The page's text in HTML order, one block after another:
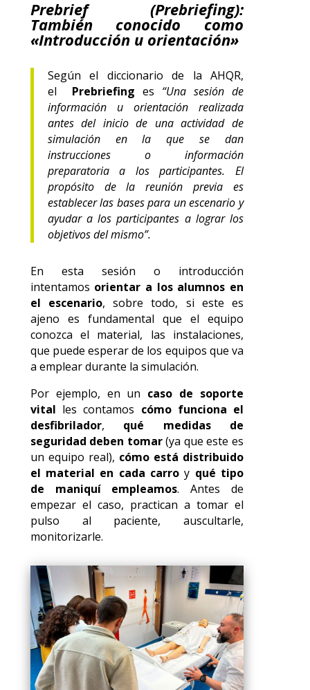
Prebrief (Prebriefing):
También conocido como
«Introducción u orientación»
Según el diccionario de la AHQR,
el Prebriefing es “Una sesión de
información u orientación realizada
antes del inicio de una actividad de
simulación en la que se dan
instrucciones o información
preparatoria a los participantes. El
propósito de la reunión previa es
establecer las bases para un escenario y
ayudar a los participantes a lograr los
objetivos del mismo”.
En esta sesión o introducción
intentamos orientar a los alumnos en
el escenario, sobre todo, si este es
ajeno es fundamental que el equipo
conozca el material, las instalaciones,
que puede esperar de los equipos que va
a emplear durante la simulación.
Por ejemplo, en un caso de soporte
vital les contamos cómo funciona el
desfibrilador, qué medidas de
seguridad deben tomar(ya que este es
un equipo real), cómo está distribuido
el material en cada carro y qué tipo
de maniquí empleamos. Antes de
empezar el caso, practican a tomar el
pulso al paciente, auscultarle,
monitorizarle.